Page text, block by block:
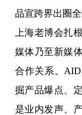
品宣跨界出圈
上海老博会扎
媒体乃至新媒
合作关系。
掘产品爆点、
是业内发声、